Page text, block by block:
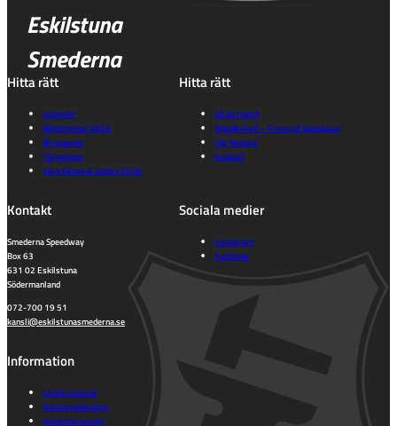
Eskilstuna
Smederna
Hitta rätt
Kalender
Biljettpriser 2026
Bli sponsor
Föreningen
Våra förare & ledare 2026
Hitta rätt
Gå på match
Sladda Runt – Prova på Speedway
Vår historia
Kontakt
Kontakt
Smederna Speedway
Box 63
631 02 Eskilstuna
Södermanland
072-700 19 51
kansli@eskilstunasmederna.se
Sociala medier
Instagram
Facebook
Information
Cookie consent
Dataskyddspolicy
Integritetspolicy